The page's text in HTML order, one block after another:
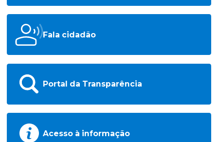
Fala cidadão
Portal da Transparência
Acesso à informação